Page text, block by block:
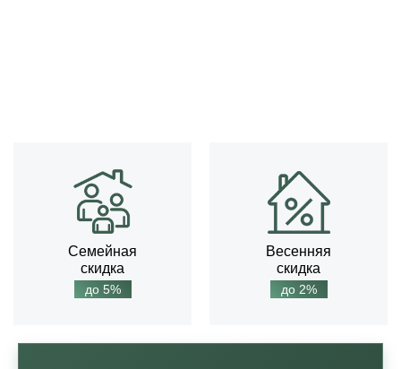
Семейная
скидка
до 5%
Весенняя
скидка
до 2%